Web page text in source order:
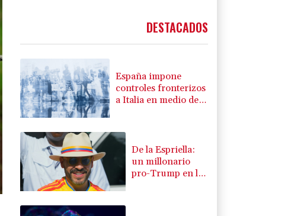
DESTACADOS
España impone
controles fronterizos
a Italia en medio de
De la Espriella:
un millonario
pro-Trump en la